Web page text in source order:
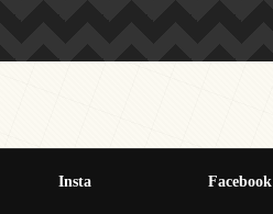
Insta Facebook